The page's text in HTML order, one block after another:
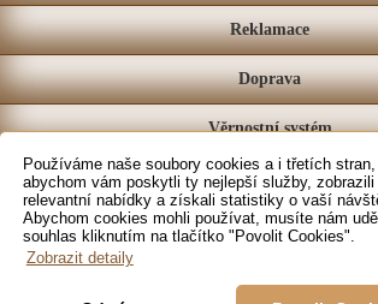
Používáme naše soubory cookies a i třetích stran,
abychom vám poskytli ty nejlepší služby, zobrazili
relevantní nabídky a získali statistiky o vaší
Abychom cookies mohli používat, musíte nám
souhlas kliknutím na tlačítko "Povolit Cookies".
Zobrazit detaily
Reklamace
Doprava
Věrnostní systém
Prodejna
Kontakt